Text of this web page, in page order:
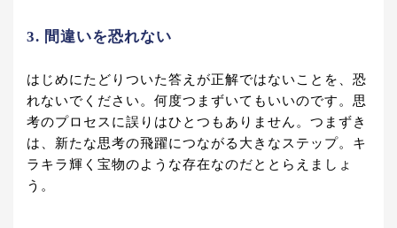
3. 間違いを恐れない
はじめにたどりついた答えが正解ではないことを、恐
れないでください。何度つまずいてもいいのです。思
考のプロセスに誤りはひとつもありません。つまずき
は、新たな思考の飛躍につながる大きなステップ。キ
ラキラ輝く宝物のような存在なのだととらえましょ
う。